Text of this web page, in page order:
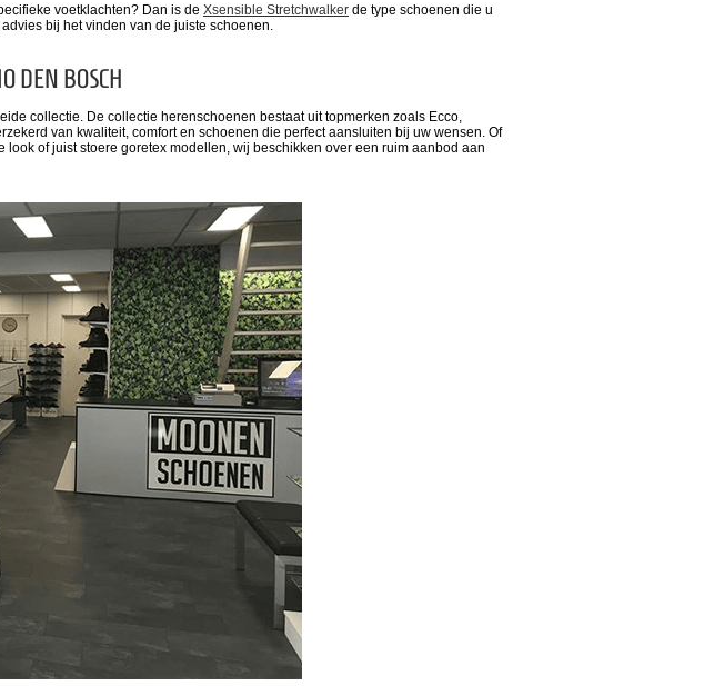
voetklachten? Dan is de Xsensible Stretchwalker de type schoenen die u
bij het vinden van de juiste schoenen.
DEN BOSCH
collectie. De collectie herenschoenen bestaat uit topmerken zoals Ecco,
van kwaliteit, comfort en schoenen die perfect aansluiten bij uw wensen. Of
of juist stoere goretex modellen, wij beschikken over een ruim aanbod aan